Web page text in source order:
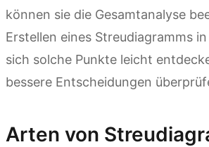
können sie die Gesamtanalyse
Erstellen eines Streudiagramms in
sich solche Punkte leicht
bessere Entscheidungen
Arten von